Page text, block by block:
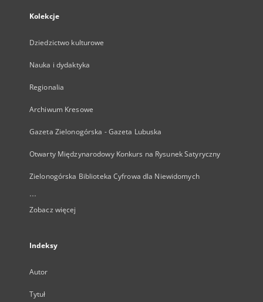
Kolekcje
Dziedzictwo kulturowe
Nauka i dydaktyka
Regionalia
Archiwum Kresowe
Gazeta Zielonogórska - Gazeta Lubuska
Otwarty Międzynarodowy Konkurs na Rysunek Satyryczny
Zielonogórska Biblioteka Cyfrowa dla Niewidomych
...
Zobacz więcej
Indeksy
Autor
Tytuł